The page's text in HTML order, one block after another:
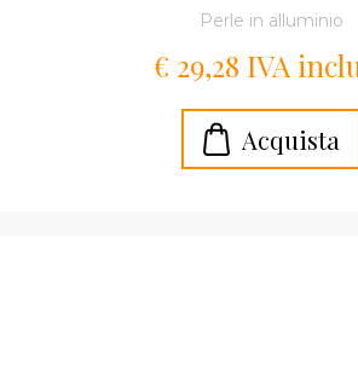
Perle in alluminio
€ 29,28 IVA